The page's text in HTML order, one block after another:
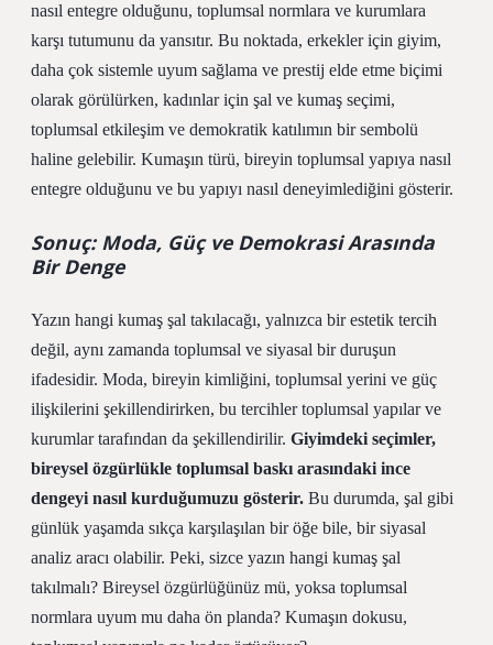
nasıl entegre olduğunu, toplumsal normlara ve kurumlara
karşı tutumunu da yansıtır. Bu noktada, erkekler için giyim,
daha çok sistemle uyum sağlama ve prestij elde etme biçimi
olarak görülürken, kadınlar için şal ve kumaş seçimi,
toplumsal etkileşim ve demokratik katılımın bir sembolü
haline gelebilir. Kumaşın türü, bireyin toplumsal yapıya nasıl
entegre olduğunu ve bu yapıyı nasıl deneyimlediğini gösterir.
Sonuç: Moda, Güç ve Demokrasi Arasında
Bir Denge
Yazın hangi kumaş şal takılacağı, yalnızca bir estetik tercih
değil, aynı zamanda toplumsal ve siyasal bir duruşun
ifadesidir. Moda, bireyin kimliğini, toplumsal yerini ve güç
ilişkilerini şekillendirirken, bu tercihler toplumsal yapılar ve
kurumlar tarafından da şekillendirilir. Giyimdeki seçimler,
bireysel özgürlükle toplumsal baskı arasındaki ince
dengeyi nasıl kurduğumuzu gösterir. Bu durumda, şal gibi
günlük yaşamda sıkça karşılaşılan bir öğe bile, bir siyasal
analiz aracı olabilir. Peki, sizce yazın hangi kumaş şal
takılmalı? Bireysel özgürlüğünüz mü, yoksa toplumsal
normlara uyum mu daha ön planda? Kumaşın dokusu,